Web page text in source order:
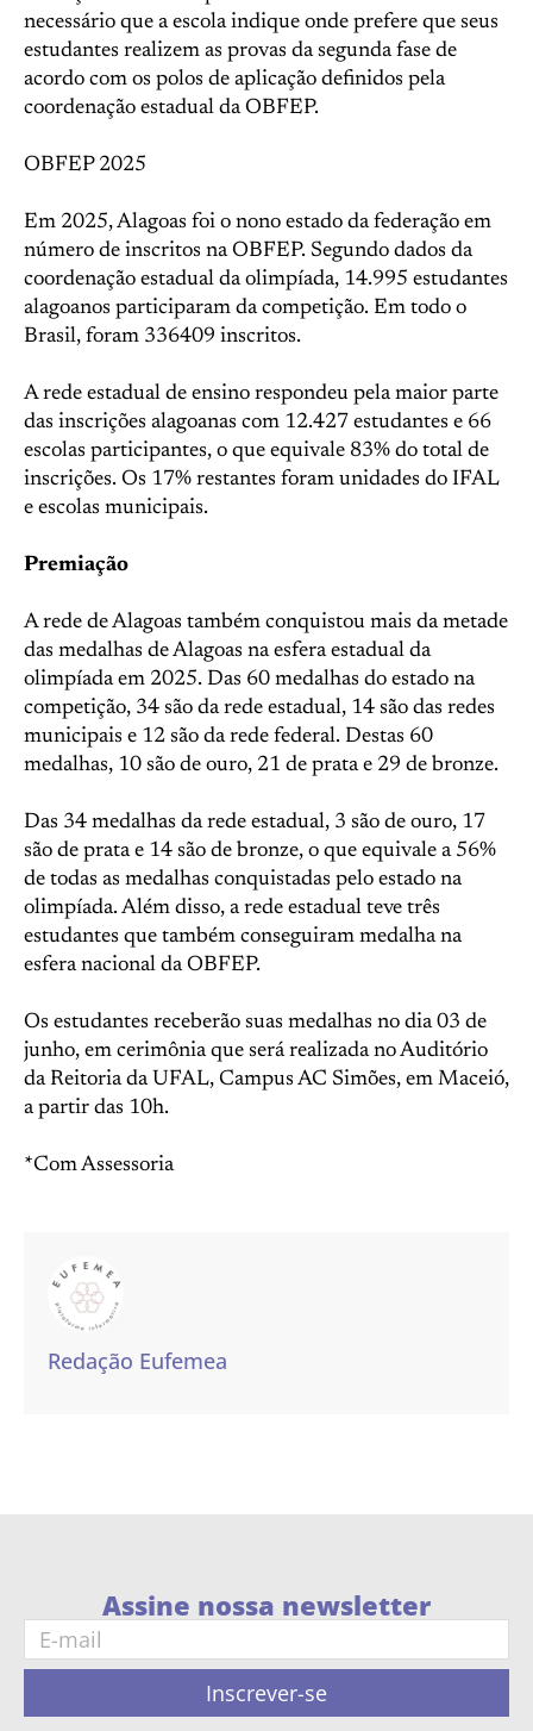
necessário que a escola indique onde prefere que seus
estudantes realizem as provas da segunda fase de
acordo com os polos de aplicação definidos pela
coordenação estadual da OBFEP.
OBFEP 2025
Em 2025, Alagoas foi o nono estado da federação em
número de inscritos na OBFEP. Segundo dados da
coordenação estadual da olimpíada, 14.995 estudantes
alagoanos participaram da competição. Em todo o
Brasil, foram 336409 inscritos.
A rede estadual de ensino respondeu pela maior parte
das inscrições alagoanas com 12.427 estudantes e 66
escolas participantes, o que equivale 83% do total de
inscrições. Os 17% restantes foram unidades do IFAL
e escolas municipais.
Premiação
A rede de Alagoas também conquistou mais da metade
das medalhas de Alagoas na esfera estadual da
olimpíada em 2025. Das 60 medalhas do estado na
competição, 34 são da rede estadual, 14 são das redes
municipais e 12 são da rede federal. Destas 60
medalhas, 10 são de ouro, 21 de prata e 29 de bronze.
Das 34 medalhas da rede estadual, 3 são de ouro, 17
são de prata e 14 são de bronze, o que equivale a 56%
de todas as medalhas conquistadas pelo estado na
olimpíada. Além disso, a rede estadual teve três
estudantes que também conseguiram medalha na
esfera nacional da OBFEP.
Os estudantes receberão suas medalhas no dia 03 de
junho, em cerimônia que será realizada no Auditório
da Reitoria da UFAL, Campus AC Simões, em Maceió,
a partir das 10h.
*Com Assessoria
Redação Eufemea
Assine nossa newsletter
Inscrever-se